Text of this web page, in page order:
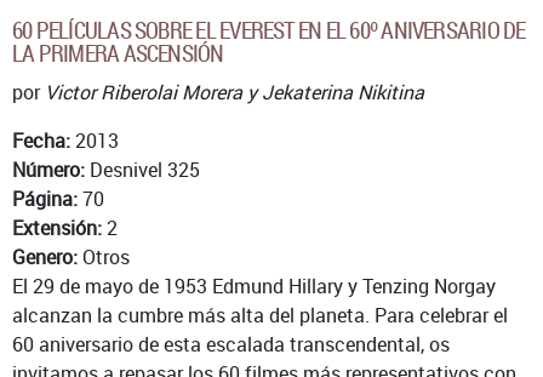
60 PELÍCULAS SOBRE EL EVEREST EN EL 60º ANIVERSARIO DE
LA PRIMERA ASCENSIÓN
por Victor Riberolai Morera y Jekaterina Nikitina
Fecha:2013
Número: Desnivel 325
Página:70
Extensión:2
Genero:Otros
El 29 de mayo de 1953 Edmund Hillary y Tenzing Norgay
alcanzan la cumbre más alta del planeta. Para celebrar el
60 aniversario de esta escalada transcendental, os